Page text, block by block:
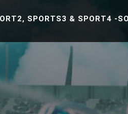
& SPORT4 -SOCCER -